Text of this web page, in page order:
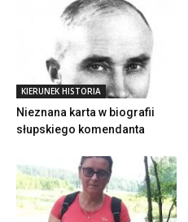
KIERUNEK HISTORIA
Nieznana karta w biografii
słupskiego komendanta